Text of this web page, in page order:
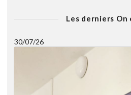
Les derniers On
30/07/26